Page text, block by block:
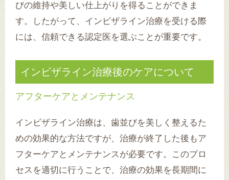
びの維持や美しい仕上がりを得ることができま
す。したがって、インビザライン治療を受ける際
には、信頼できる認定医を選ぶことが重要です。
インビザライン治療後のケアについて
アフターケアとメンテナンス
インビザライン治療は、歯並びを美しく整えるた
めの効果的な方法ですが、治療が終了した後もア
フターケアとメンテナンスが必要です。このプロ
セスを適切に行うことで、治療の効果を長期間に